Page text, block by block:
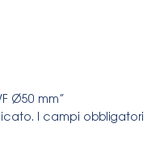
Ø50 mm”
I campi obbligatori